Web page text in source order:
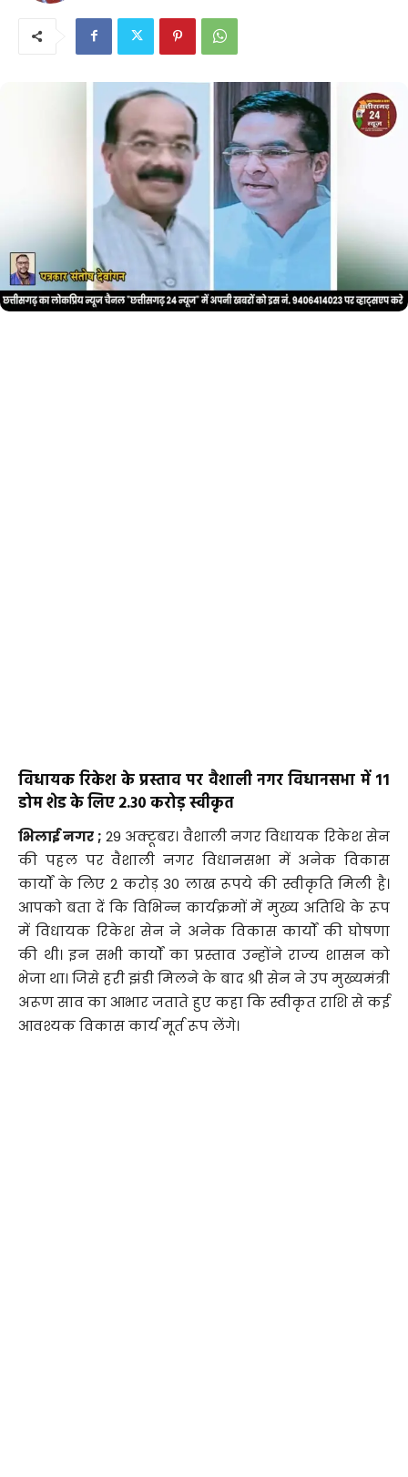
विधायक रिकेश के प्रस्ताव पर वैशाली नगर विधानसभा में 11
डोम शेड के लिए 2.30 करोड़ स्वीकृत
भिलाई नगर ; 29 अक्टूबर। वैशाली नगर विधायक रिकेश सेन
की पहल पर वैशाली नगर विधानसभा में अनेक विकास
कार्यों के लिए 2 करोड़ 30 लाख रूपये की स्वीकृति मिली है।
आपको बता दें कि विभिन्न कार्यक्रमों में मुख्य अतिथि के रूप
में विधायक रिकेश सेन ने अनेक विकास कार्यों की घोषणा
की थी। इन सभी कार्यों का प्रस्ताव उन्होंने राज्य शासन को
भेजा था। जिसे हरी झंडी मिलने के बाद श्री सेन ने उप मुख्यमंत्री
अरूण साव का आभार जताते हुए कहा कि स्वीकृत राशि से कई
आवश्यक विकास कार्य मूर्त रूप लेंगे।